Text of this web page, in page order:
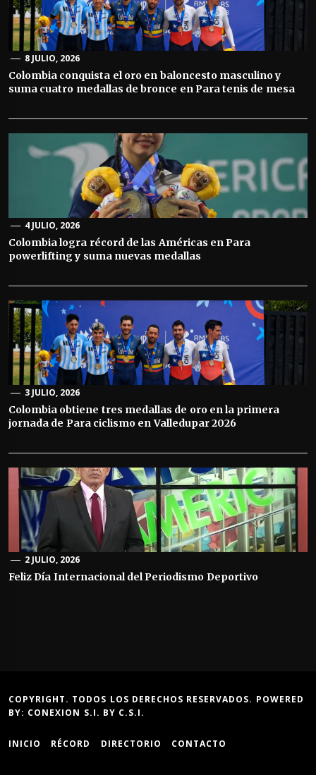
8 JULIO, 2026
Colombia conquista el oro en baloncesto masculino y
suma cuatro medallas de bronce en Para tenis de mesa
4 JULIO, 2026
Colombia logra récord de las Américas en Para
powerlifting y suma nuevas medallas
3 JULIO, 2026
Colombia obtiene tres medallas de oro en la primera
jornada de Para ciclismo en Valledupar 2026
2 JULIO, 2026
Feliz Día Internacional del Periodismo Deportivo
COPYRIGHT. TODOS LOS DERECHOS RESERVADOS. POWERED
BY: CONEXION S.I. BY C.S.I.
INICIO RÉCORD DIRECTORIO CONTACTO